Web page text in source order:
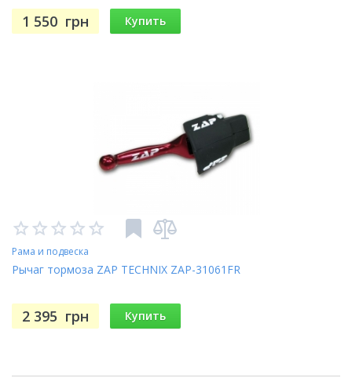
1 550 грн Купить
Рама и подвеска
Рычаг тормоза ZAP TECHNIX ZAP-31061FR
2 395 грн Купить